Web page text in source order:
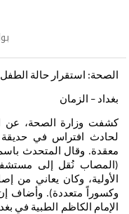
الصحة: استقرار حالة
بغداد – الزمان
كشفت وزارة الصحة، عن
لحادث افتراس في حديقة
معقدة. وقال المتحدث
(المصاب نُقل إلى
الأولية، وكان يعاني من
وكسوراً متعددة). وأضاف
الإمام الكاظم الطبية في